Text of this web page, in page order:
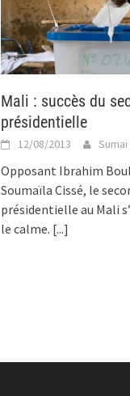
Mali : succès du
présidentielle
12/08/2013 Sumai
Opposant Ibrahim
Soumaïla Cissé, le
présidentielle au Mali
le calme. [...]